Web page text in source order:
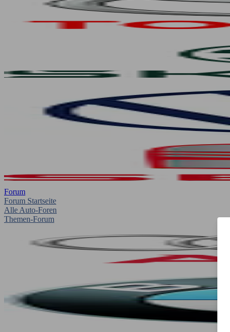
Forum
Forum Startseite
Alle Auto-Foren
Themen-Forum